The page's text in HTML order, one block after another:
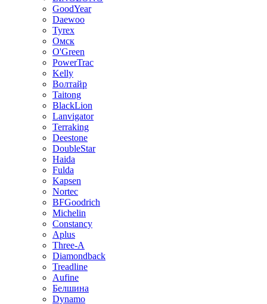
GoodYear
Daewoo
Tyrex
Омск
O'Green
PowerTrac
Kelly
Волтайр
Taitong
BlackLion
Lanvigator
Terraking
Deestone
DoubleStar
Haida
Fulda
Kapsen
Nortec
BFGoodrich
Michelin
Constancy
Aplus
Three-A
Diamondback
Treadline
Aufine
Белшина
Dynamo